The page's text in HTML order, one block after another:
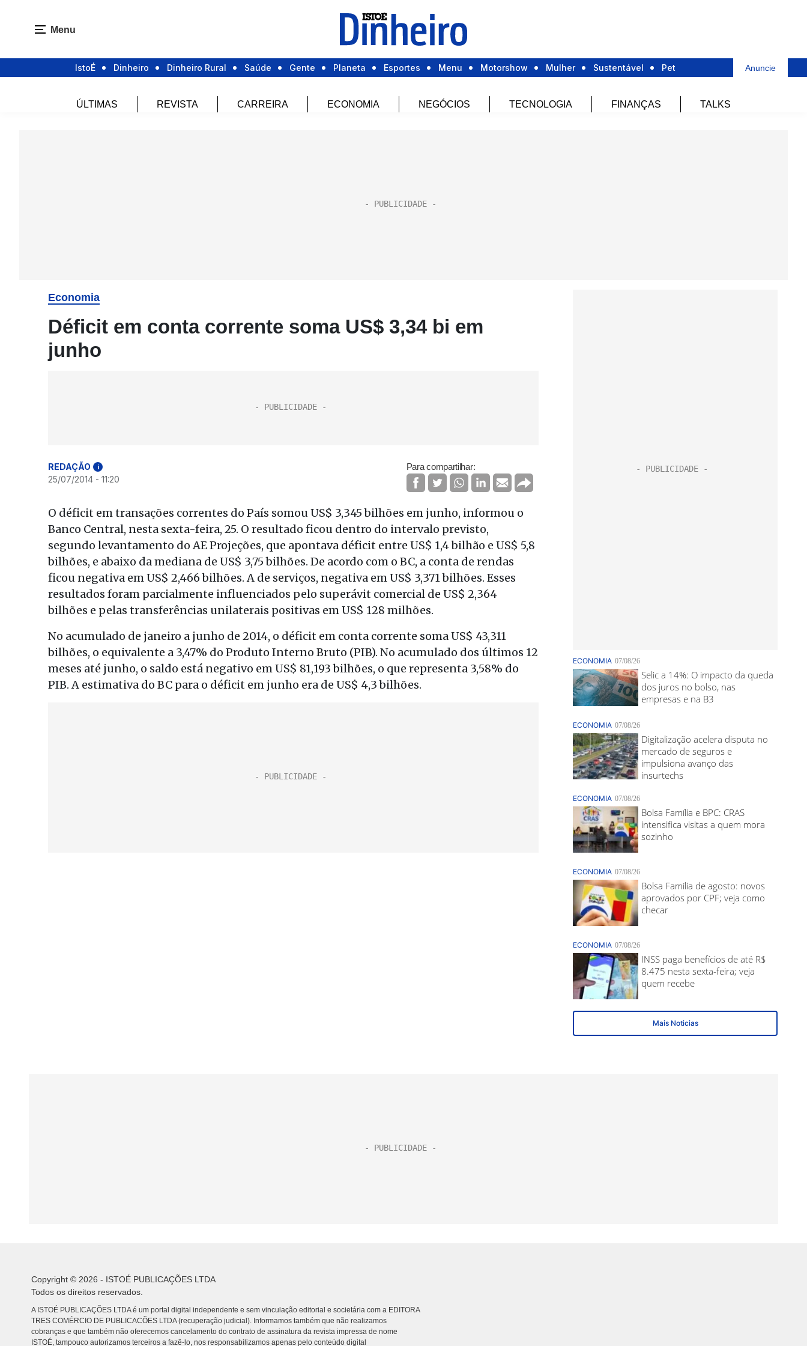
Menu
IstoÉ Dinheiro Dinheiro Rural Saúde Gente Planeta Esportes Menu Motorshow Mulher Sustentável Pet Anuncie
ÚLTIMAS REVISTA CARREIRA ECONOMIA NEGÓCIOS TECNOLOGIA FINANÇAS TALKS
Economia
Déficit em conta corrente soma US$ 3,34 bi em
junho
REDAÇÃO i
25/07/2014 - 11:20
Para compartilhar:
O déficit em transações correntes do País somou US$ 3,345 bilhões em junho, informou o
Banco Central, nesta sexta-feira, 25. O resultado ficou dentro do intervalo previsto,
segundo levantamento do AE Projeções, que apontava déficit entre US$ 1,4 bilhão e US$ 5,8
bilhões, e abaixo da mediana de US$ 3,75 bilhões. De acordo com o BC, a conta de rendas
ficou negativa em US$ 2,466 bilhões. A de serviços, negativa em US$ 3,371 bilhões. Esses
resultados foram parcialmente influenciados pelo superávit comercial de US$ 2,364
bilhões e pelas transferências unilaterais positivas em US$ 128 milhões.
No acumulado de janeiro a junho de 2014, o déficit em conta corrente soma US$ 43,311
bilhões, o equivalente a 3,47% do Produto Interno Bruto (PIB). No acumulado dos últimos 12
meses até junho, o saldo está negativo em US$ 81,193 bilhões, o que representa 3,58% do
PIB. A estimativa do BC para o déficit em junho era de US$ 4,3 bilhões.
Copyright © 2026 - ISTOÉ PUBLICAÇÕES LTDA
Todos os direitos reservados.
A ISTOÉ PUBLICAÇÕES LTDA é um portal digital independente e sem vinculação editorial e societária com a EDITORA
TRES COMÉRCIO DE PUBLICACÕES LTDA (recuperação judicial). Informamos também que não realizamos
cobranças e que também não oferecemos cancelamento do contrato de assinatura da revista impressa de nome
ISTOÉ, tampouco autorizamos terceiros a fazê-lo, nos responsabilizamos apenas pelo conteúdo digital